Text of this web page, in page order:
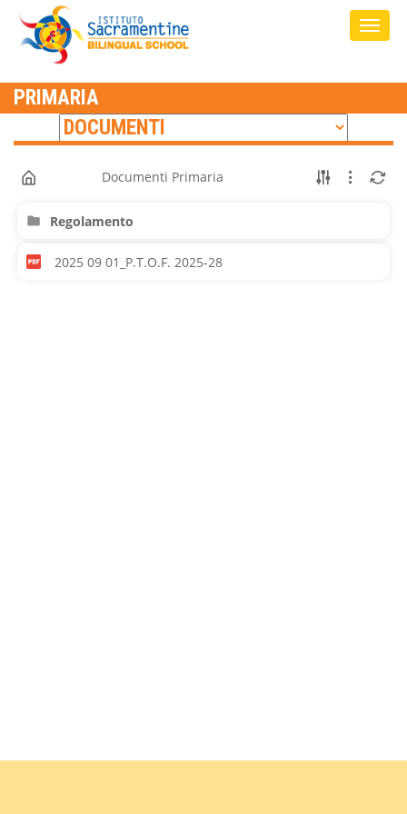
PRIMARIA
Documenti Primaria
Regolamento
2025 09 01_P.T.O.F. 2025-28